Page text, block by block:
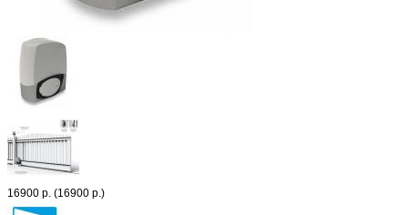
16900 р. (16900 р.)